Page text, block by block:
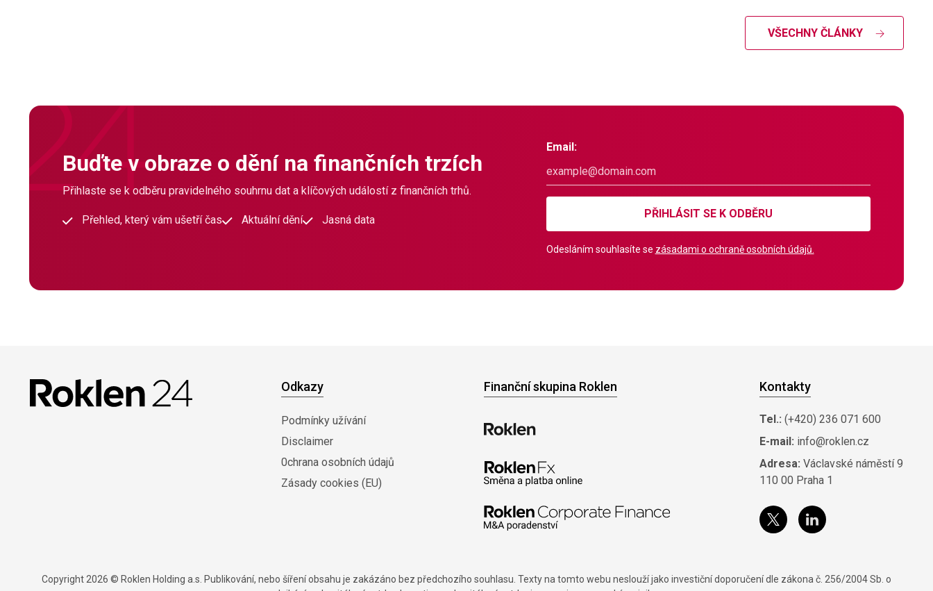
VŠECHNY ČLÁNKY
Buďte v obraze o dění na finančních trzích
Přihlaste se k odběru pravidelného souhrnu dat a klíčových událostí z finančních trhů.
Přehled, který vám ušetří čas Aktuální dění Jasná data
Email:
PŘIHLÁSIT SE K ODBĚRU
Odesláním souhlasíte se zásadami o ochraně osobních údajů.
Odkazy
Podmínky užívání
Disclaimer
0chrana osobních údajů
Zásady cookies (EU)
Finanční skupina Roklen Kontakty
Tel.: (+420) 236 071 600
E-mail: info@roklen.cz
Adresa: Václavské náměstí 9
110 00 Praha 1
Copyright 2026 © Roklen Holding a.s. Publikování, nebo šíření obsahu je zakázáno bez předchozího souhlasu. Texty na tomto webu neslouží jako investiční doporučení dle zákona č. 256/2004 Sb. o